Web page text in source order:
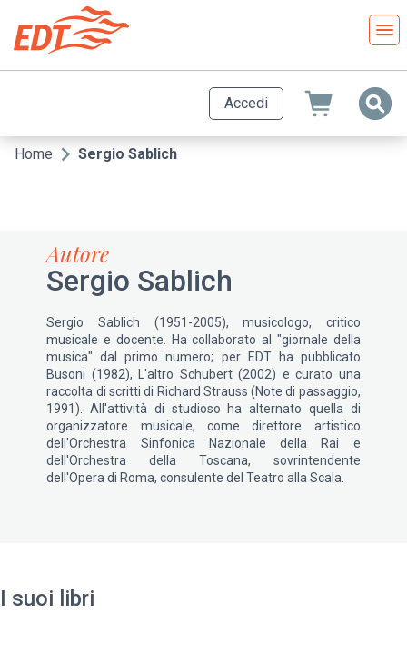
contenuto
principale
Accedi
Briciole
Home Sergio Sablich
Autore
Sergio Sablich
Sergio Sablich (1951-2005), musicologo, critico
musicale e docente. Ha collaborato al "giornale della
musica" dal primo numero; per EDT ha pubblicato
Busoni (1982), L'altro Schubert (2002) e curato una
raccolta di scritti di Richard Strauss (Note di passaggio,
1991). All'attività di studioso ha alternato quella di
organizzatore musicale, come direttore artistico
dell'Orchestra Sinfonica Nazionale della Rai e
dell'Orchestra della Toscana, sovrintendente
dell'Opera di Roma, consulente del Teatro alla Scala.
I suoi libri